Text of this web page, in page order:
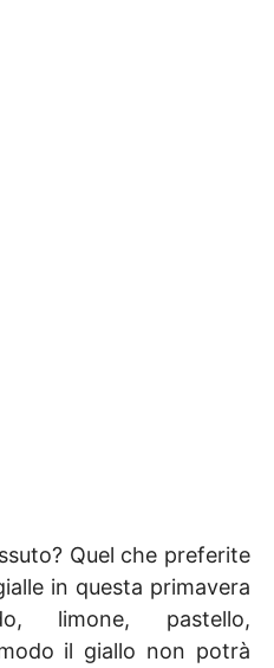
Quel che preferite
in questa primavera
limone, pastello,
il giallo non potrà